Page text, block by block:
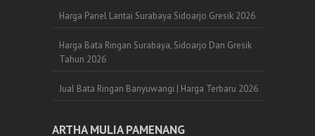
Harga Panel Lantai Surabaya Sidoarjo Gresik 2026
Harga Bata Ringan Surabaya, Sidoarjo Dan Gresik
Tahun 2026
Jual Bata Ringan Banyuwangi | Harga Terbaru 2026
ARTHA MULIA PAMENANG